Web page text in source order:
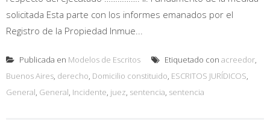
solicitada Esta parte con los informes emanados por el
Registro de la Propiedad Inmue...
Publicada en Modelos de Escritos Etiquetado con acreedor,
Buenos Aires, derecho, Domicilio constituido, ESCRITOS JURÍDICOS,
General, General, Incidente, juez, sentencia, sentencia